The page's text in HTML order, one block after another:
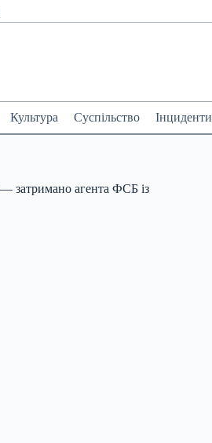
Культура Суспільство Інциденти
затримано агента ФСБ із